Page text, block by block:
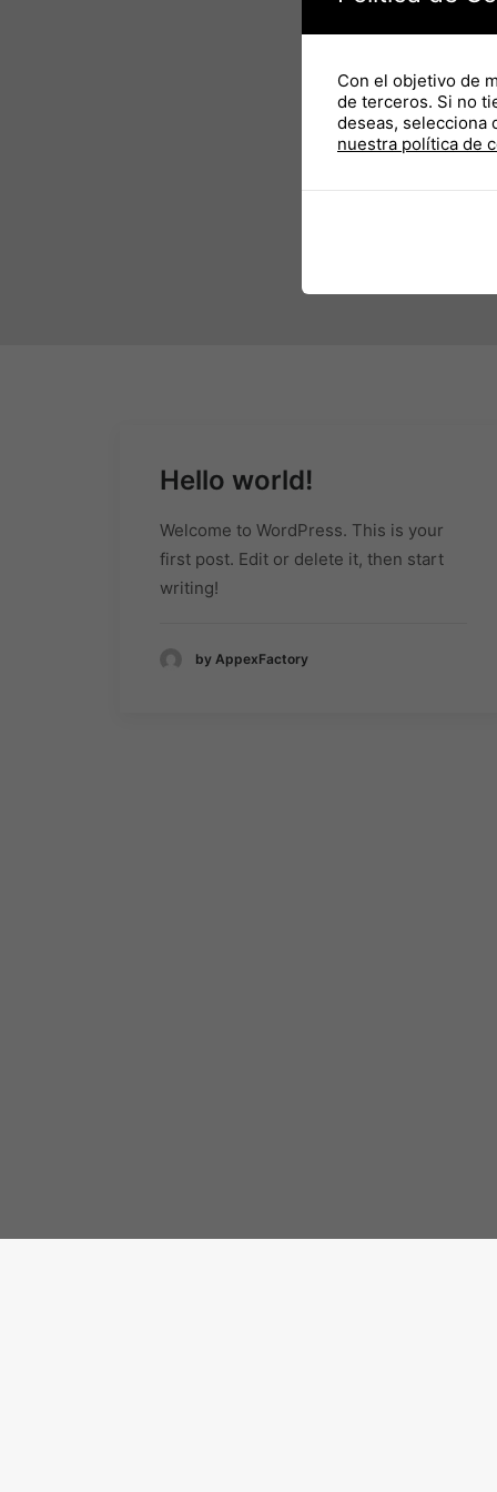
Hello world!
Welcome to WordPress. This is your
first post. Edit or delete it, then start
writing!
by AppexFactory
Con el objetivo de
de terceros. Si no
deseas, selecciona
nuestra política de